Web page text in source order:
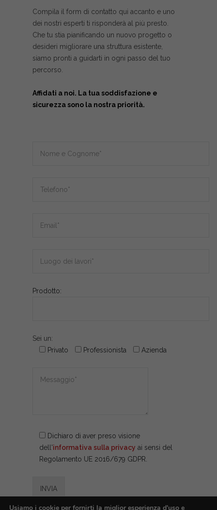
Compila il form di contatto qui accanto e uno
dei nostri esperti ti risponderà al più presto.
Che tu stia pianificando un nuovo progetto o
desideri migliorare una struttura esistente,
siamo pronti a guidarti in ogni passo del tuo
percorso.
Affidati a noi. La tua soddisfazione e
sicurezza sono la nostra priorità.
Prodotto:
Sei un:
Privato
Professionista Azienda
Dichiaro di aver preso visione
dell'informativa sulla privacy ai sensi del
Regolamento UE 2016/679 GDPR.
Usiamo i cookie per fornirti la miglior esperienza d'uso e